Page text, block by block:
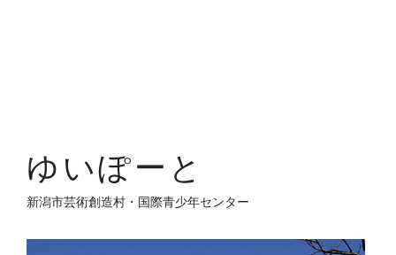
ゆいぽーと
新潟市芸術創造村・国際青少年センター